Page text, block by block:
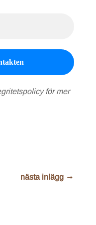
för mer
nästa inlägg →